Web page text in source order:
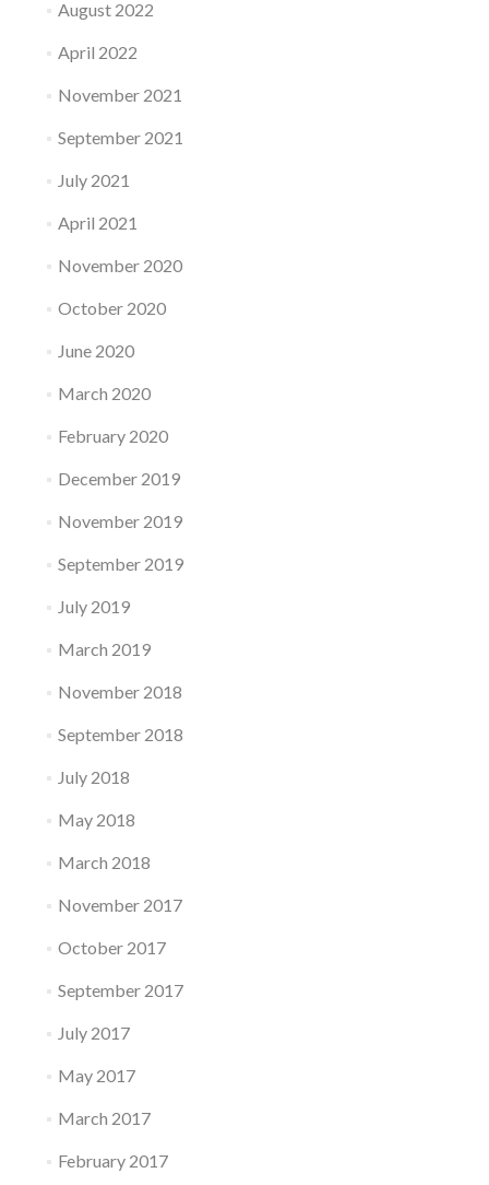
August 2022
April 2022
November 2021
September 2021
July 2021
April 2021
November 2020
October 2020
June 2020
March 2020
February 2020
December 2019
November 2019
September 2019
July 2019
March 2019
November 2018
September 2018
July 2018
May 2018
March 2018
November 2017
October 2017
September 2017
July 2017
May 2017
March 2017
February 2017